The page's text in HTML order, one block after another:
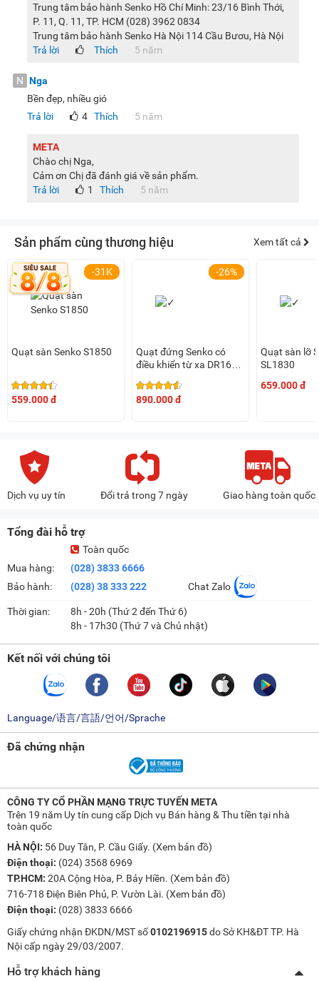
Trung tâm bảo hành Senko Hồ Chí Minh: 23/16 Bình Thới,
P. 11, Q. 11, TP. HCM (028) 3962 0834
Trung tâm bảo hành Senko Hà Nội 114 Cầu Bươu, Hà Nội
Trả lời
Thích 5 năm
N Nga
Bền đẹp, nhiều gió
Trả lời
Thích
4 5 năm
META
Chào chị Nga,
Cảm ơn Chị đã đánh giá về sản phẩm.
Trả lời
Thích
1 5 năm
Sản phẩm cùng thương hiệu Xem tất cả
-31K
Quạt sàn Senko S1850
559.000 đ
-26%
Quạt đứng Senko có
điều khiển từ xa DR1608
890.000 đ
Quạt sàn lỡ
SL1830
659.000 đ
Dịch vụ uy tín Đổi trả trong 7 ngày Giao hàng toàn quốc
Tổng đài hỗ trợ
Mua hàng:
Bảo hành:
Toàn quốc
(028) 3833 6666
(028) 38 333 222
Chat Zalo
Thời gian:
8h - 20h (Thứ 2 đến Thứ 6)
8h - 17h30 (Thứ 7 và Chủ nhật)
Kết nối với chúng tôi
Language/语言/言語/언어/Sprache
Đã chứng nhận
CÔNG TY CỔ PHẦN MẠNG TRỰC TUYẾN META
Trên 19 năm Uy tín cung cấp Dịch vụ Bán hàng & Thu tiền tại nhà
toàn quốc
HÀ NỘI: 56 Duy Tân, P. Cầu Giấy. (Xem bản đồ)
Điện thoại: (024) 3568 6969
TP.HCM: 20A Cộng Hòa, P. Bảy Hiền. (Xem bản đồ)
716-718 Điện Biên Phủ, P. Vườn Lài. (Xem bản đồ)
Điện thoại: (028) 3833 6666
Giấy chứng nhận ĐKDN/MST số0102196915do Sở KH&ĐT TP. Hà
Nội cấp ngày 29/03/2007.
Hỗ trợ khách hàng